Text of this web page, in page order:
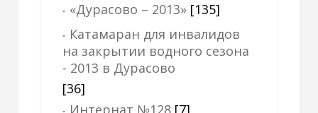
«Дурасово – 2013» [135]
Катамаран для инвалидов
на закрытии водного сезона
- 2013 в Дурасово
[36]